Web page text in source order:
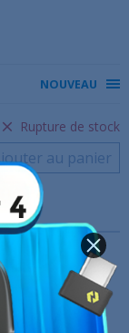
NOUVEAU
Rupture de stock
au panier
mère de dernière
de 8ème
Intel B360 Express,
configuration de
les